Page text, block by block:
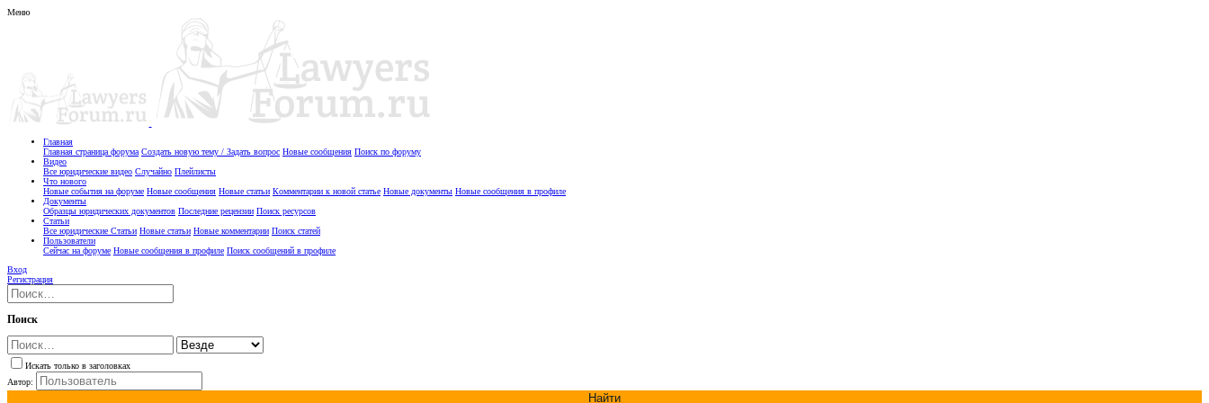
Меню
Главная
Главная страница форума Создать новую тему / Задать вопрос Новые сообщения Поиск по форуму
Видео
Все юридические видео Случайно Плейлисты
Что нового
Новые события на форуме Новые сообщения Новые статьи Комментарии к новой статье Новые документы Новые сообщения в профиле
Документы
Образцы юридических документов Последние рецензии Поиск ресурсов
Статьи
Все юридические Статьи Новые статьи Новые комментарии Поиск статей
Пользователи
Сейчас на форуме Новые сообщения в профиле Поиск сообщений в профиле
Вход
Регистрация
Поиск
Искать только в заголовках
Автор:
Найти